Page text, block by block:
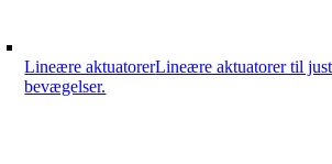
Lineære aktuatorerLineære aktuatorer til
bevægelser.